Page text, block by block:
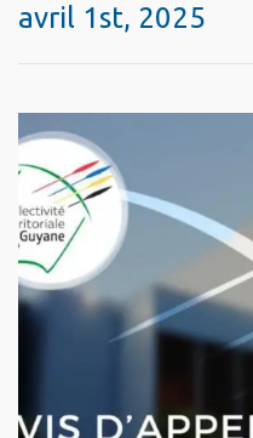
avril 1st, 2025